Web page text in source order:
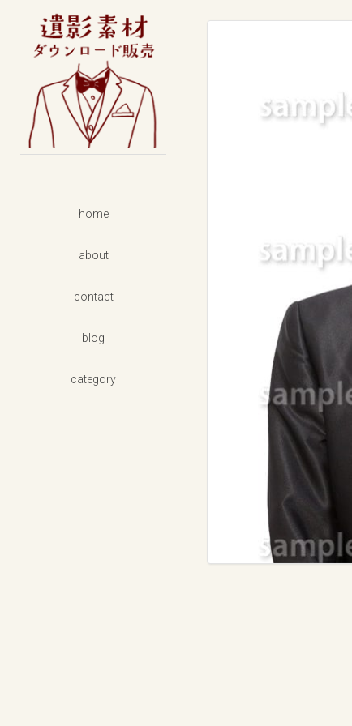
home
about
contact
blog
category